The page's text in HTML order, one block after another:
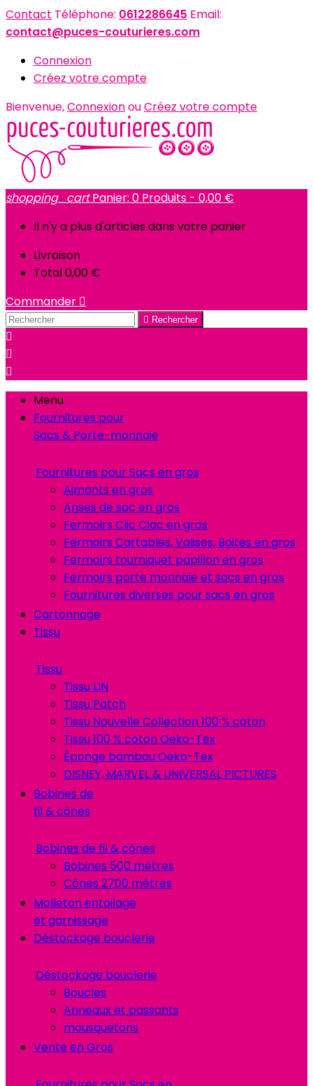
Contact Téléphone: 0612286645 Email:
contact@puces-couturieres.com
Connexion
Créez votre compte
Bienvenue,ConnexionouCréez votre compte
shopping_cart Panier: 0 Produits - 0,00 €
Il n'y a plus d'articles dans votre panier
Livraison
Total0,00 €
Commander 
 Rechercher



Menu
Fournitures pour
Sacs & Porte-monnaie
Fournitures pour Sacs en gros
Aimants en gros
Anses de sac en gros
Fermoirs Clic Clac en gros
Fermoirs Cartables, Valises, Boites en gros
Fermoirs tourniquet papillon en gros
Fermoirs porte monnaie et sacs en gros
Fournitures diverses pour sacs en gros
Cartonnage
Tissu
Tissu
Tissu LIN
Tissu Patch
Tissu Nouvelle Collection 100 % coton
Tissu 100 % coton Oeko-Tex
Éponge bambou Oeko-Tex
DISNEY, MARVEL & UNIVERSAL PICTURES
Bobines de
fil & cônes
Bobines de fil & cônes
Bobines 500 mètres
Cônes 2700 mètres
Molleton entoilage
et garnissage
Déstockage bouclerie
Déstockage bouclerie
Boucles
Anneaux et passants
mousquetons
Vente en Gros